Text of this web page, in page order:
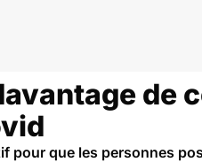
de
pour que les personnes